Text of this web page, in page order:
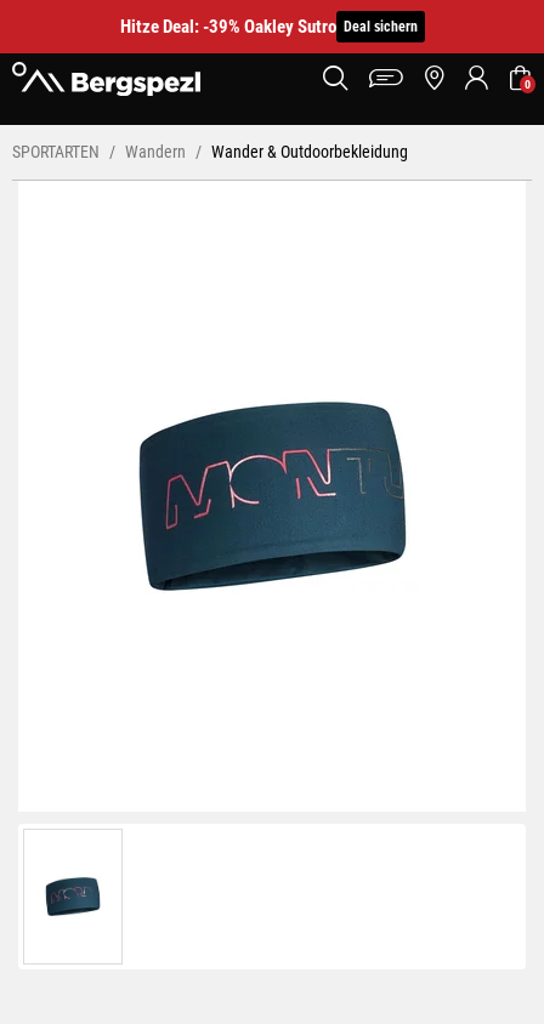
Hitze Deal: -39% Oakley Sutro Deal sichern
0
SPORTARTEN Wandern Wander & Outdoorbekleidung